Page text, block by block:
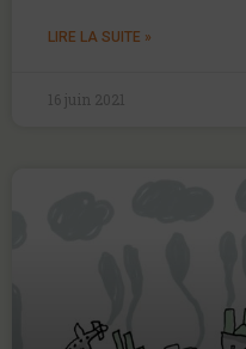
LIRE LA SUITE »
16 juin 2021